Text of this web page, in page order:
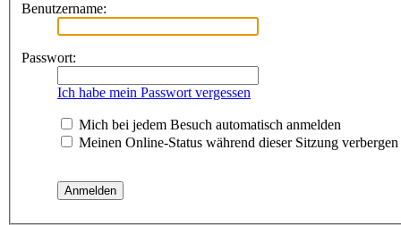
Benutzername:
Passwort:
Ich habe mein Passwort vergessen
Mich bei jedem Besuch automatisch anmelden
Meinen Online-Status während dieser Sitzung verbergen